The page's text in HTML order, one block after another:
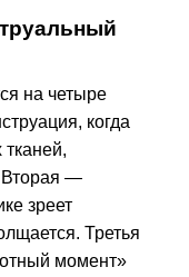
на четыре
когда
Вторая —
зреет
Третья
момент»